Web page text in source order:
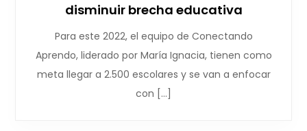
disminuir brecha educativa
Para este 2022, el equipo de Conectando
Aprendo, liderado por María Ignacia, tienen como
meta llegar a 2.500 escolares y se van a enfocar
con […]